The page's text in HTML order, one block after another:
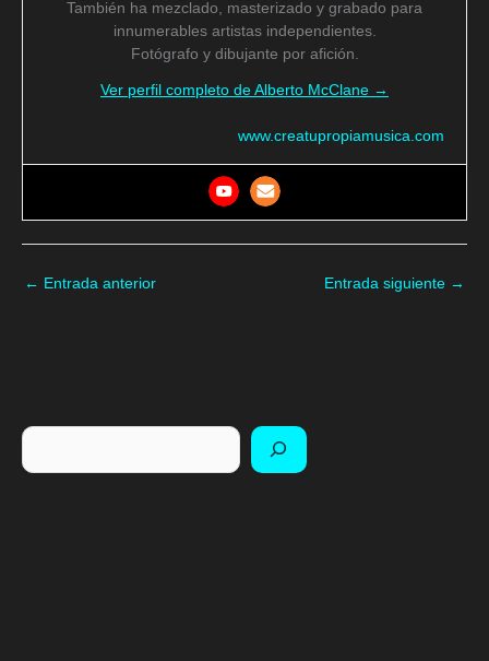
También ha mezclado, masterizado y grabado para
innumerables artistas independientes.
Fotógrafo y dibujante por afición.
Ver perfil completo de Alberto McClane →
www.creatupropiamusica.com
← Entrada anterior Entrada siguiente →
Buscar